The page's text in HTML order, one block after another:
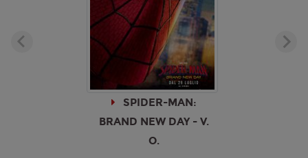
SPIDER-MAN:
BRAND NEW DAY - V.
O.